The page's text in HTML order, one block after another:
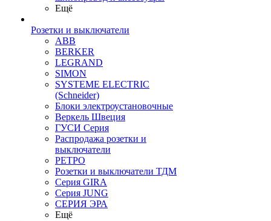
Ещё
Розетки и выключатели
ABB
BERKER
LEGRAND
SIMON
SYSTEME ELECTRIC
(Schneider)
Блоки электроустановочные
Веркель Швеция
ГУСИ Серия
Распродажа розетки и
выключатели
РЕТРО
Розетки и выключатели ТДМ
Серия GIRA
Серия JUNG
СЕРИЯ ЭРА
Ещё